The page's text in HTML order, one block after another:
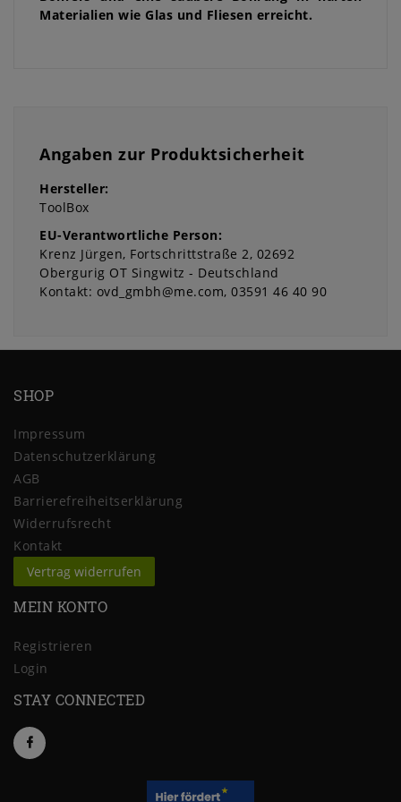
Materialien wie Glas und Fliesen erreicht.
Angaben zur Produktsicherheit
Hersteller:
ToolBox
EU-Verantwortliche Person:
Krenz Jürgen Fortschrittstraße 2 02692
Obergurig OT Singwitz
Deutschland
Kontakt: ovd_gmbh@me.com 03591 46 40 90
SHOP
Impressum
Daten­schutz­erklärung
AGB
Barrierefreiheitserklärung
Widerrufs­recht
Kontakt
Vertrag widerrufen
MEIN KONTO
Registrieren
Login
STAY CONNECTED